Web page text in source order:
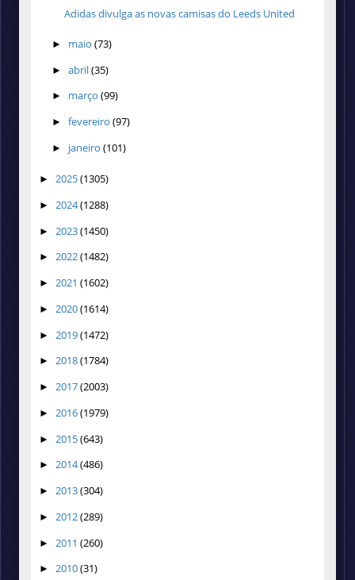
Adidas divulga as novas camisas do Leeds United
► maio (73)
► abril(35)
► março (99)
► fevereiro (97)
► janeiro (101)
► 2025(1305)
► 2024(1288)
► 2023(1450)
► 2022(1482)
► 2021 (1602)
► 2020(1614)
► 2019(1472)
► 2018(1784)
► 2017(2003)
► 2016(1979)
► 2015(643)
► 2014(486)
► 2013(304)
► 2012(289)
► 2011 (260)
► 2010(31)